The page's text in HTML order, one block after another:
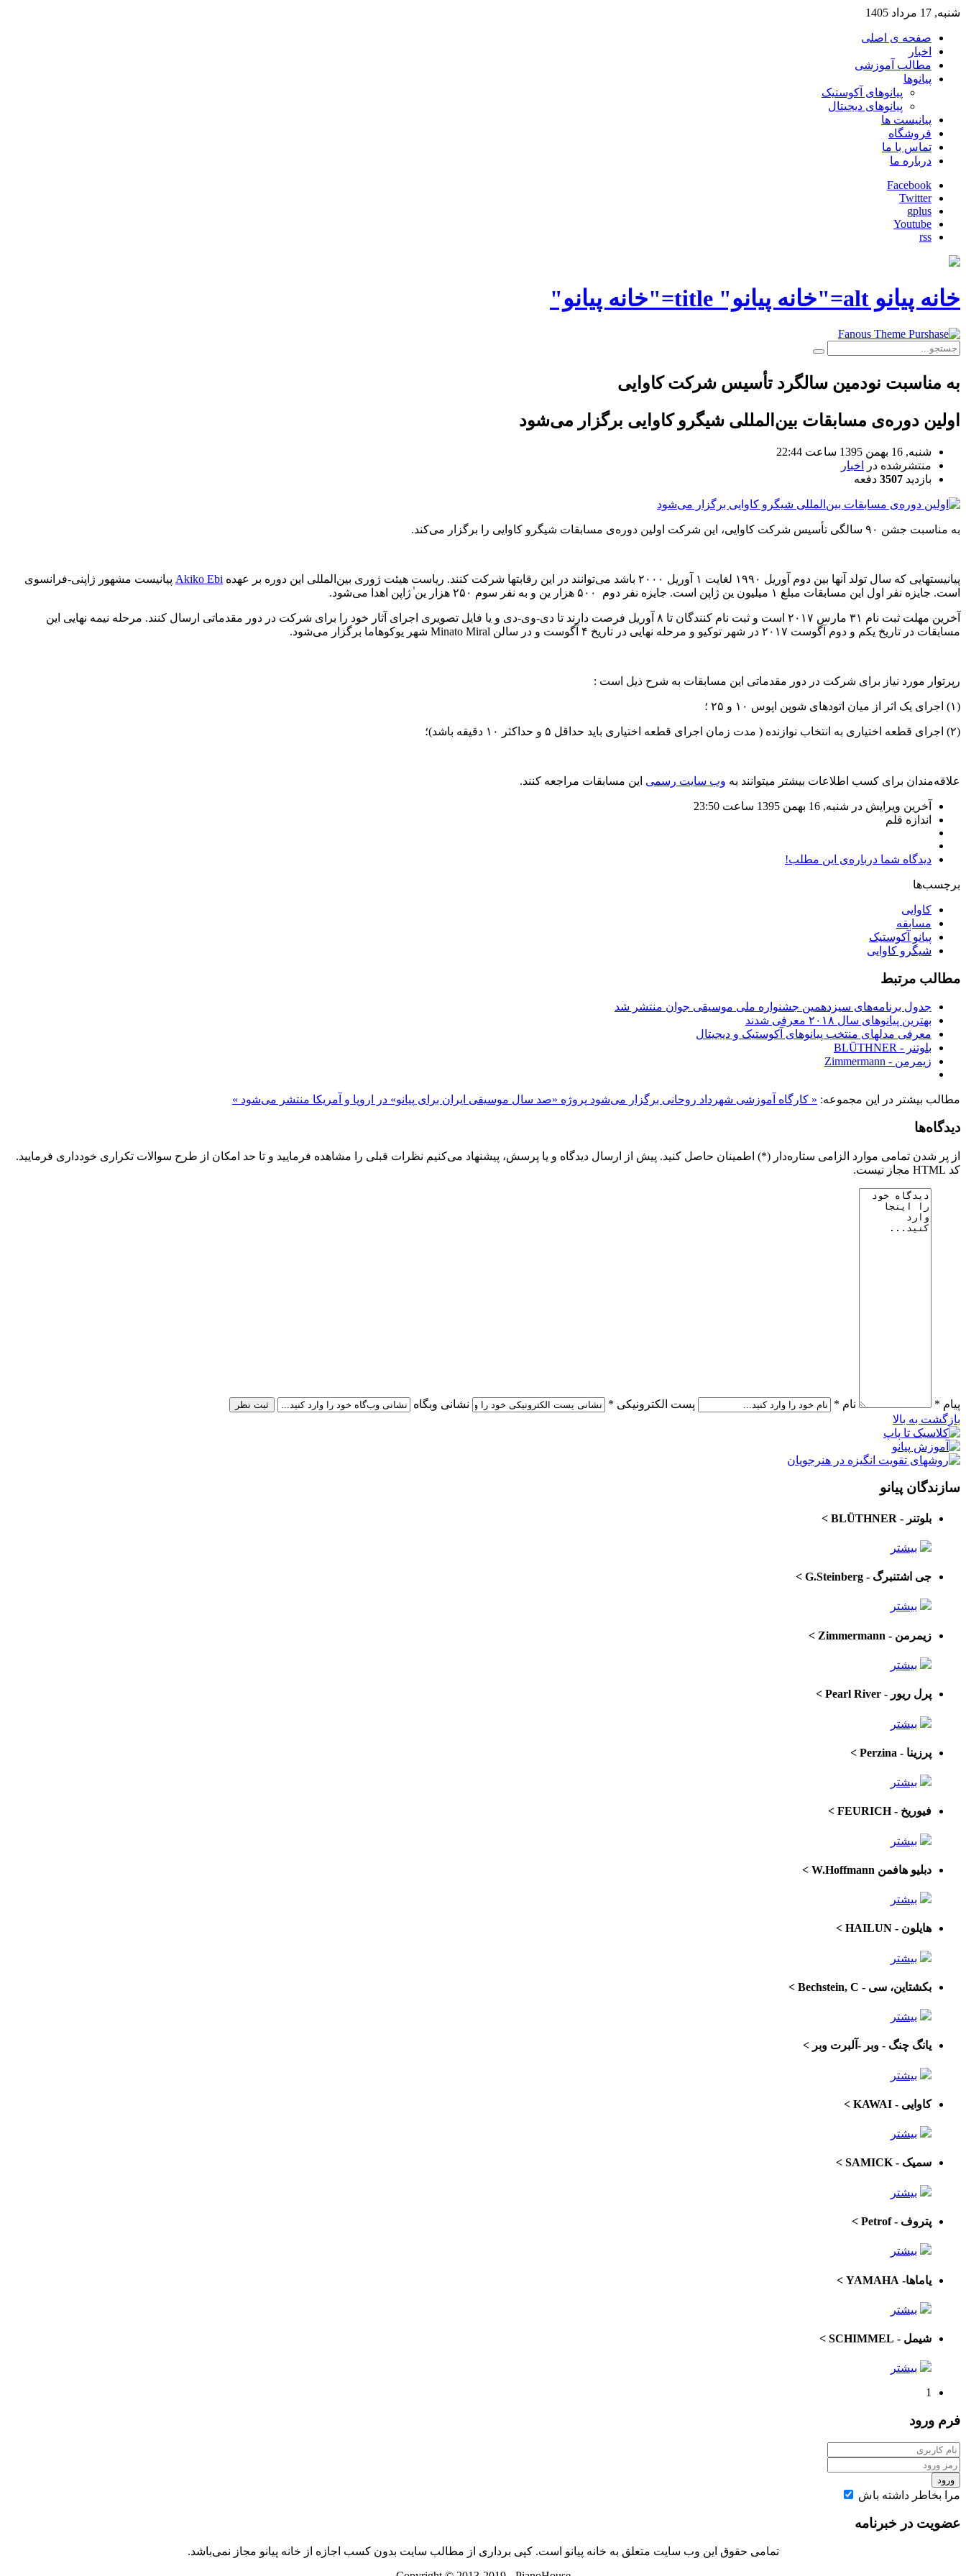
شنبه, 17 مرداد 1405
صفحه ی اصلی
اخبار
مطالب آموزشی
پیانوها
پیانوهای آکوستیک
پیانوهای دیجیتال
پیانیست ها
فروشگاه
تماس با ما
درباره ما
Facebook
Twitter
gplus
Youtube
rss
خانه پیانو alt="خانه پیانو" title="خانه پیانو"
به مناسبت نودمین سالگرد تأسیس شرکت کاوایی
اولین دوره‌ی مسابقات بین‌المللی شیگرو کاوایی برگزار می‌شود
شنبه, 16 بهمن 1395 ساعت 22:44
منتشرشده در
اخبار
بازدید 3507 دفعه
به مناسبت جشن ۹۰ سالگی تأسیس شرکت کاوایی، این شرکت اولین دوره‌ی مسابقات شیگرو کاوایی را برگزار می‌کند.
پیانیستهایی که سال تولد آنها بین دوم آوریل ۱۹۹۰ لغایت ۱ آوریل ۲۰۰۰ باشد می‌توانند در این رقابتها شرکت کنند. ریاست هیئت ژوری بین‌المللی این دوره بر عهده Akiko Ebi پیانیست مشهور ژاپنی-فرانسوی
است. جایزه نفر اول این مسابقات مبلغ ۱ میلیون ین ژاپن است. جایزه نفر دوم ۵۰۰ هزار ین و به نفر سوم ۲۵۰ هزار ین ٰژاپن اهدا می‌شود.
آخرین مهلت ثبت نام ۳۱ مارس ۲۰۱۷ است و ثبت نام کنندگان تا ۸ آوریل فرصت دارند تا دی-وی-دی و یا فایل تصویری اجرای آثار خود را برای شرکت در دور مقدماتی ارسال کنند. مرحله نیمه‌ نهایی این
مسابقات در تاریخ یکم و دوم آگوست ۲۰۱۷ در شهر توکیو و مرحله نهایی در تاریخ ۴ آگوست و در سالن Minato Miral شهر یوکوهاما برگزار می‌شود.
رپرتوار مورد نیاز برای شرکت در دور مقدماتی این مسابقات به شرح ذیل است :
(۱) اجرای یک اثر از میان اتودهای شوپن اپوس ۱۰ و ۲۵ ؛
(۲) اجرای قطعه اختیاری به انتخاب نوازنده (‌ مدت زمان اجرای قطعه اختیاری باید حداقل ۵ و حداکثر ۱۰ دقیقه باشد)؛
علاقه‌مندان برای کسب اطلاعات بیشتر میتوانند به وب سایت رسمی این مسابقات مراجعه کنند.
آخرین ویرایش در شنبه, 16 بهمن 1395 ساعت 23:50
اندازه قلم
دیدگاه شما درباره‌ی این مطلب!
برچسب‌ها
کاوایی
مسابقه
پیانو آکوستیک
شیگرو کاوایی
مطالب مرتبط
جدول برنامه‌های سیزدهمین جشنواره ملی موسیقی جوان منتشر شد
بهترین پیانوهای سال ۲۰۱۸ معرفی شدند
معرفی مدلهای منتخب پیانوهای آکوستیک و دیجیتال
بلوتنر - BLÜTHNER
زیمرمن - Zimmermann
مطالب بیشتر در این مجموعه: « کارگاه آموزشی شهرداد روحانی برگزار می‌شود پروژه «صد سال موسیقی ایران برای پیانو» در اروپا و آمریکا منتشر می‌شود »
دیدگاه‌ها
از پر شدن تمامی موارد الزامی ستاره‌دار (*) اطمینان حاصل کنید. پیش از ارسال دیدگاه و یا پرسش، پیشنهاد می‌کنیم نظرات قبلی را مشاهده فرمایید و تا حد امکان از طرح سوالات تکراری خودداری فرمایید.
کد HTML مجاز نیست.
پیام * نام * پست الکترونیکی *
نشانی وبگاه
بازگشت به بالا
سازندگان پیانو
بلوتنر - BLÜTHNER >
بیشتر
جی اشتنبرگ - G.Steinberg >
بیشتر
زیمرمن - Zimmermann >
بیشتر
پرل ریور - Pearl River >
بیشتر
پرزینا - Perzina >
بیشتر
فیوریخ - FEURICH >
بیشتر
دبلیو هافمن W.Hoffmann >
بیشتر
هایلون - HAILUN >
بیشتر
بکشتاین، سی - Bechstein, C >
بیشتر
یانگ چنگ - وبر -آلبرت وبر >
بیشتر
کاوایی - KAWAI >
بیشتر
سمیک - SAMICK >
بیشتر
پتروف - Petrof >
بیشتر
یاماها- YAMAHA >
بیشتر
شیمل - SCHIMMEL >
بیشتر
1
فرم ورود
ورود
مرا بخاطر داشته باش
عضویت در خبرنامه
تمامی حقوق این وب سایت متعلق به خانه پیانو‌ است. کپی برداری از مطالب سایت بدون کسب اجازه از خانه پیانو مجاز نمی‌باشد.